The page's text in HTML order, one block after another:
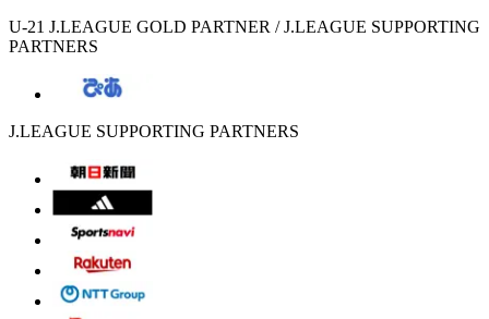
U-21 J.LEAGUE GOLD PARTNER / J.LEAGUE SUPPORTING
PARTNERS
J.LEAGUE SUPPORTING PARTNERS